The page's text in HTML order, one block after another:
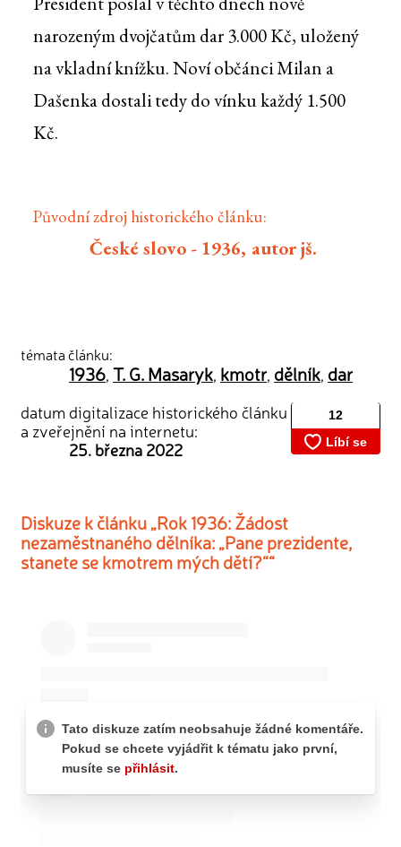
narozeným dvojčatům dar 3.000 Kč, uložený
na vkladní knížku. Noví občánci Milan a
Dašenka dostali tedy do vínku každý 1.500
Kč.
Původní zdroj historického článku:
České slovo - 1936, autor jš.
témata článku:
1936, T. G. Masaryk, kmotr, dělník, dar
datum digitalizace historického článku
a zveřejnění na internetu:
25. března 2022
Diskuze k článku „Rok 1936: Žádost
nezaměstnaného dělníka: „Pane prezidente,
stanete se kmotrem mých dětí?““